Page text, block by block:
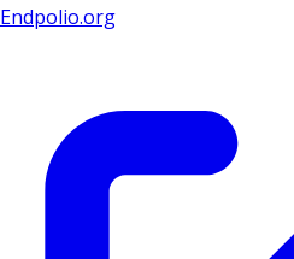
Endpolio.org